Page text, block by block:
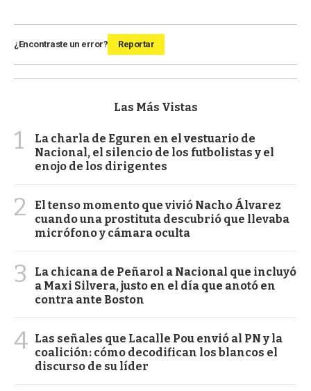
¿Encontraste un error? Reportar
Las Más Vistas
1
La charla de Eguren en el vestuario de
Nacional, el silencio de los futbolistas y el
enojo de los dirigentes
2
El tenso momento que vivió Nacho Álvarez
cuando una prostituta descubrió que llevaba
micrófono y cámara oculta
3
La chicana de Peñarol a Nacional que incluyó
a Maxi Silvera, justo en el día que anotó en
contra ante Boston
4 Las señales que Lacalle Pou envió al PN y la
coalición: cómo decodifican los blancos el
discurso de su líder